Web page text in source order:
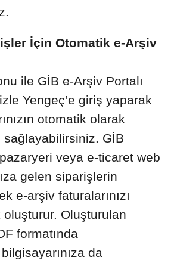
İçin Otomatik e-Arşiv
ile GİB e-Arşiv Portalı
Yengeç’e giriş yaparak
otomatik olarak
sağlayabilirsiniz. GİB
veya e-ticaret web
gelen siparişlerin
e-arşiv faturalarınızı
Oluşturulan
formatında
da